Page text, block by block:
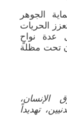
الجوهر
الحريات
عدة نواحٍ
تحت مظلة
الإنسان،
تهديداً